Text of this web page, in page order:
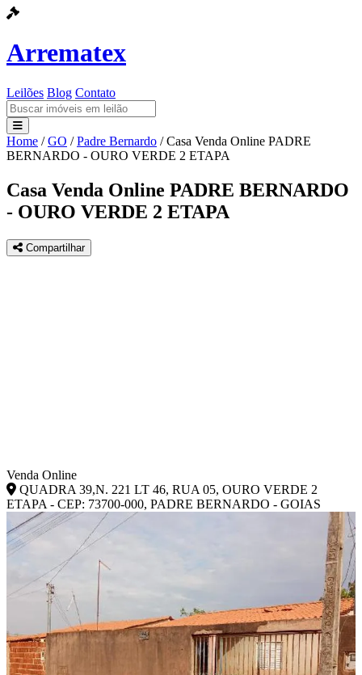
Arrematex
Leilões Blog Contato
Leilões
Blog
Contato
Home / GO / Padre Bernardo / Casa Venda Online PADRE
BERNARDO - OURO VERDE 2 ETAPA
Casa Venda Online PADRE BERNARDO
- OURO VERDE 2 ETAPA
Compartilhar
Venda Online
QUADRA 39,N. 221 LT 46, RUA 05, OURO VERDE 2
ETAPA - CEP: 73700-000, PADRE BERNARDO - GOIAS